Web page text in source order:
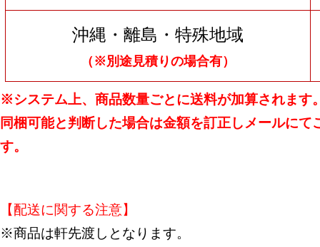
沖縄・離島・特殊地域
（※別途見積りの場合有）
※システム上、商品数量ごとに送料が加算されます
同梱可能と判断した場合は金額を訂正しメールにて
す。
【配送に関する注意】
※商品は軒先渡しとなります。